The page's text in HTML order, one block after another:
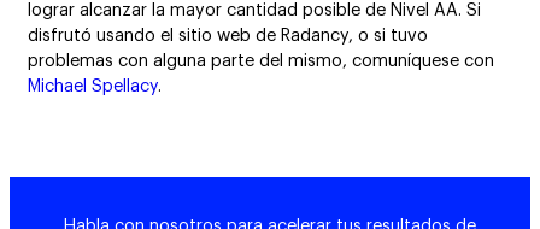
lograr alcanzar la mayor cantidad posible de Nivel AA. Si
disfrutó usando el sitio web de Radancy, o si tuvo
problemas con alguna parte del mismo, comuníquese con
Michael Spellacy.